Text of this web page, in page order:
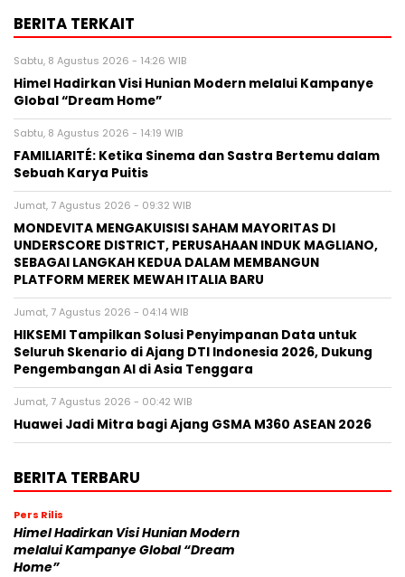
BERITA TERKAIT
Sabtu, 8 Agustus 2026 - 14:26 WIB
Himel Hadirkan Visi Hunian Modern melalui Kampanye
Global “Dream Home”
Sabtu, 8 Agustus 2026 - 14:19 WIB
FAMILIARITÉ: Ketika Sinema dan Sastra Bertemu dalam
Sebuah Karya Puitis
Jumat, 7 Agustus 2026 - 09:32 WIB
MONDEVITA MENGAKUISISI SAHAM MAYORITAS DI
UNDERSCORE DISTRICT, PERUSAHAAN INDUK MAGLIANO,
SEBAGAI LANGKAH KEDUA DALAM MEMBANGUN
PLATFORM MEREK MEWAH ITALIA BARU
Jumat, 7 Agustus 2026 - 04:14 WIB
HIKSEMI Tampilkan Solusi Penyimpanan Data untuk
Seluruh Skenario di Ajang DTI Indonesia 2026, Dukung
Pengembangan AI di Asia Tenggara
Jumat, 7 Agustus 2026 - 00:42 WIB
Huawei Jadi Mitra bagi Ajang GSMA M360 ASEAN 2026
BERITA TERBARU
Pers Rilis
Himel Hadirkan Visi Hunian Modern
melalui Kampanye Global “Dream
Home”